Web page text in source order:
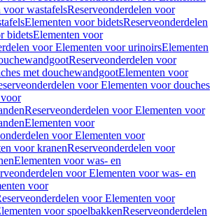
voor wastafelsReserveonderdelen voor
Elementen voor bidetsReserveonderdelen
bidetsElementen voor
voor Elementen voor urinoirsElementen
Reserveonderdelen voor
met douchewandgootElementen voor
voor Elementen voor douches
Reserveonderdelen voor Elementen voor
Elementen voor
voor Elementen voor
voor kranenReserveonderdelen voor
Elementen voor was- en
voor Elementen voor was- en
voor
voor Elementen voor
voor spoelbakkenReserveonderdelen